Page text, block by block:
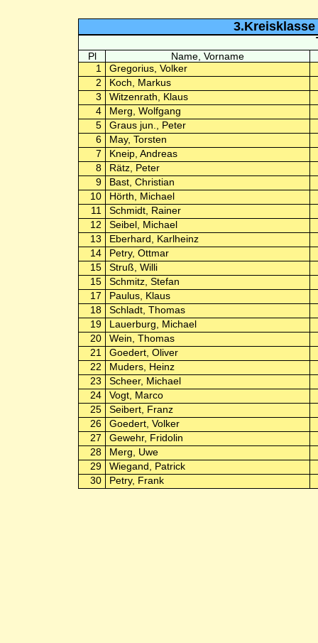
3.Kreisklasse
Pl Name, Vorname
1
Gregorius, Volker
2
Koch, Markus
3
Witzenrath, Klaus
4
Merg, Wolfgang
5
Graus jun., Peter
6
May, Torsten
7
Kneip, Andreas
8
Rätz, Peter
9
Bast, Christian
10
Hörth, Michael
11
Schmidt, Rainer
12
Seibel, Michael
13
Eberhard, Karlheinz
14
Petry, Ottmar
15
Struß, Willi
15
Schmitz, Stefan
17
Paulus, Klaus
18
Schladt, Thomas
19
Lauerburg, Michael
20
Wein, Thomas
21
Goedert, Oliver
22
Muders, Heinz
23
Scheer, Michael
24
Vogt, Marco
25
Seibert, Franz
26
Goedert, Volker
27
Gewehr, Fridolin
28
Merg, Uwe
29
Wiegand, Patrick
30
Petry, Frank